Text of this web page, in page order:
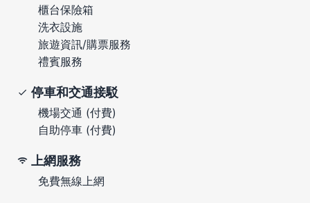
櫃台保險箱
洗衣設施
旅遊資訊/購票服務
禮賓服務
停車和交通接駁
機場交通 (付費)
自助停車 (付費)
上網服務
免費無線上網